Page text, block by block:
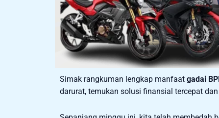
Simak rangkuman lengkap manfaat gadai
darurat, temukan solusi finansial tercepat